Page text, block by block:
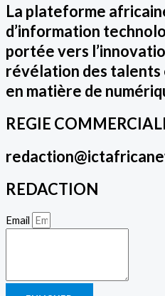
La plateforme
d’information
portée vers
révélation des talents
en matière de
REGIE
REDACTION
Email